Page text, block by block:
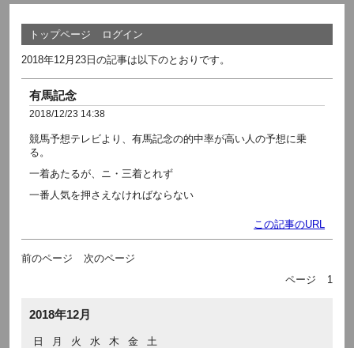
トップページ ログイン
2018年12月23日の記事は以下のとおりです。
有馬記念
2018/12/23 14:38
競馬予想テレビより、有馬記念の的中率が高い人の予想に乗
る。
一着あたるが、ニ・三着とれず
一番人気を押さえなければならない
この記事のURL
前のページ
次のページ
ページ
1
2018年12月
日 月 火 水 木 金
土